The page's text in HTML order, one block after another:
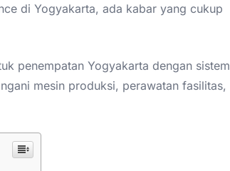
di Yogyakarta, ada kabar yang cukup
penempatan Yogyakarta dengan sistem
mesin produksi, perawatan fasilitas,